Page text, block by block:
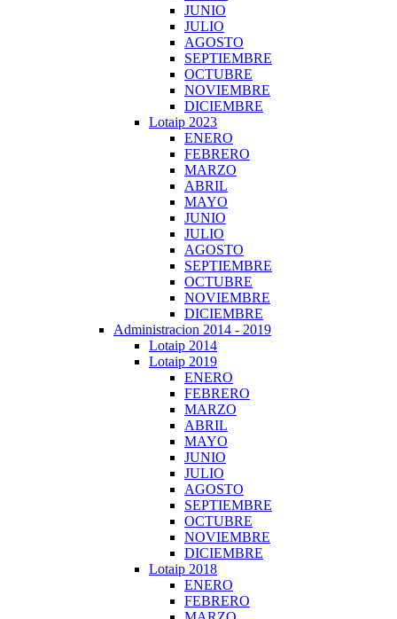
JUNIO
JULIO
AGOSTO
SEPTIEMBRE
OCTUBRE
NOVIEMBRE
DICIEMBRE
Lotaip 2023
ENERO
FEBRERO
MARZO
ABRIL
MAYO
JUNIO
JULIO
AGOSTO
SEPTIEMBRE
OCTUBRE
NOVIEMBRE
DICIEMBRE
Administracion 2014 - 2019
Lotaip 2014
Lotaip 2019
ENERO
FEBRERO
MARZO
ABRIL
MAYO
JUNIO
JULIO
AGOSTO
SEPTIEMBRE
OCTUBRE
NOVIEMBRE
DICIEMBRE
Lotaip 2018
ENERO
FEBRERO